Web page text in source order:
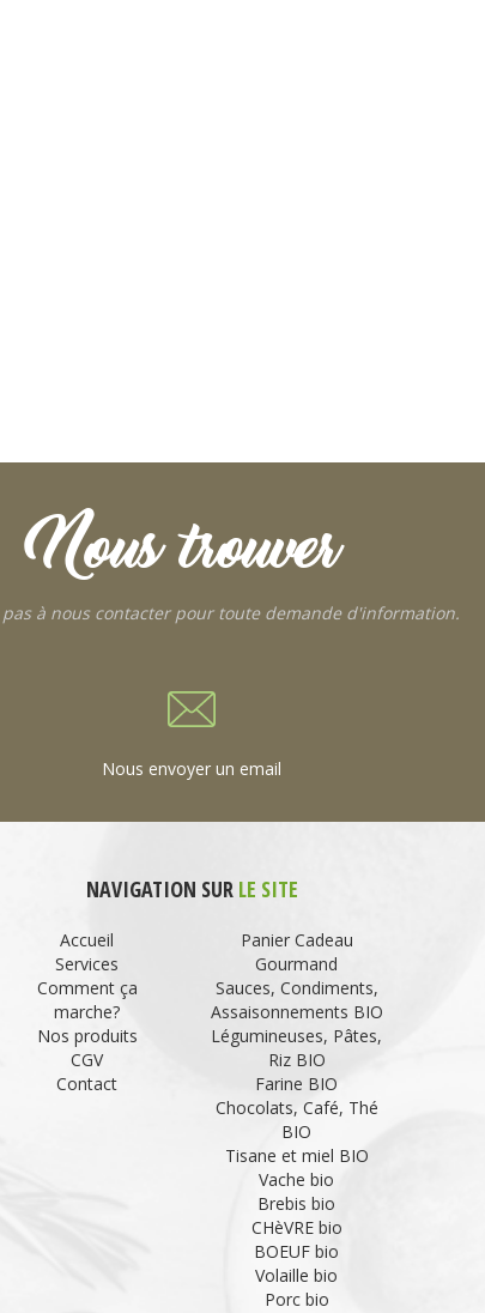
Nous trouver
à nous contacter pour toute demande d'information.
Nous envoyer un email
NAVIGATION SUR LE SITE
Accueil
Services
Comment ça
marche?
Nos produits
CGV
Contact
Panier Cadeau
Gourmand
Sauces, Condiments,
Assaisonnements BIO
Légumineuses, Pâtes,
Riz BIO
Farine BIO
Chocolats, Café, Thé
BIO
Tisane et miel BIO
Vache bio
Brebis bio
CHèVRE bio
BOEUF bio
Volaille bio
Porc bio